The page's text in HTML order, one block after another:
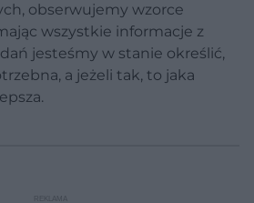
obserwujemy wzorce
wszystkie informacje z
jesteśmy w stanie określić,
a jeżeli tak, to jaka